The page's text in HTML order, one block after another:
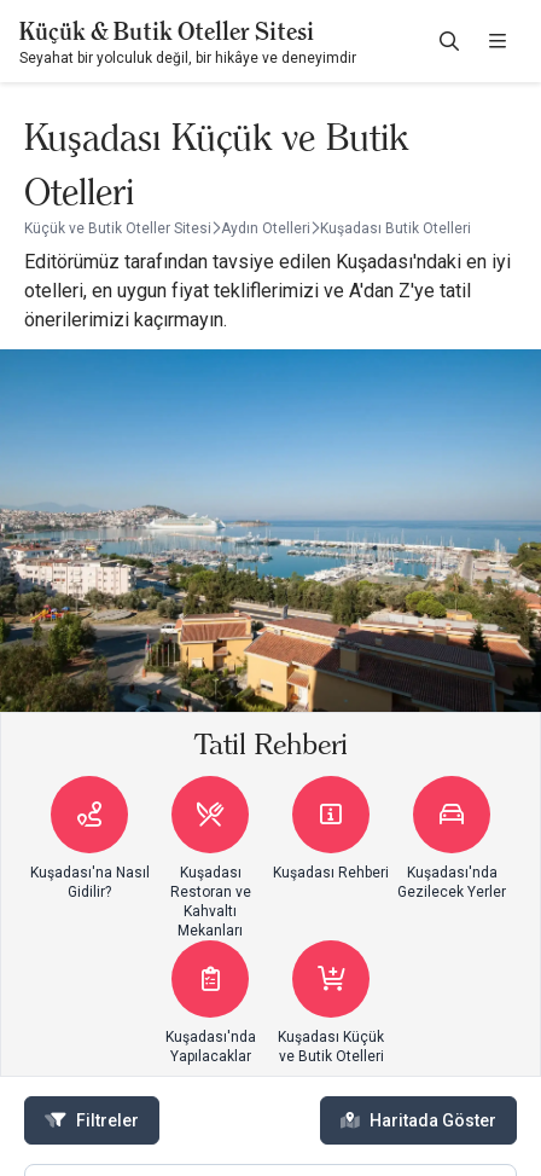
Küçük & Butik Oteller Sitesi
Seyahat bir yolculuk değil, bir hikâye ve deneyimdir
Kuşadası Küçük ve Butik
Otelleri
Küçük ve Butik Oteller Sitesi Aydın Otelleri Kuşadası Butik Otelleri
Editörümüz tarafından tavsiye edilen Kuşadası'ndaki en iyi
otelleri, en uygun fiyat tekliflerimizi ve A'dan Z'ye tatil
önerilerimizi kaçırmayın.
Tatil Rehberi
Kuşadası'na Nasıl
Gidilir?
Kuşadası
Restoran ve
Kahvaltı
Mekanları
Kuşadası Rehberi
Kuşadası'nda
Gezilecek Yerler
Kuşadası'nda
Yapılacaklar
Kuşadası Küçük
ve Butik Otelleri
Filtreler Haritada Göster